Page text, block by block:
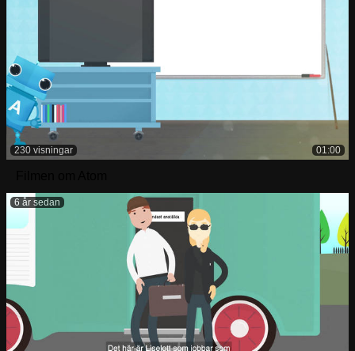
01:00
230 visningar
6 år sedan